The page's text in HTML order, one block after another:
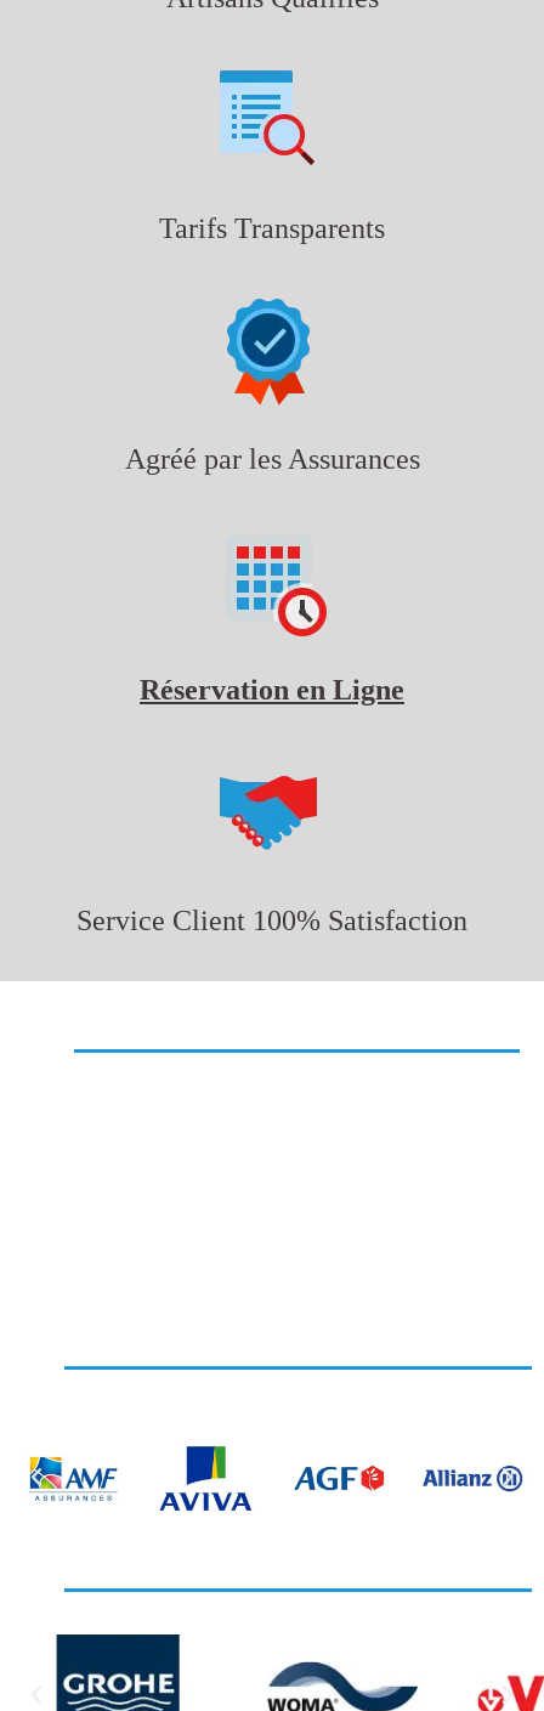
Tarifs Transparents
Agréé par les Assurances
Réservation en Ligne
Service Client 100% Satisfaction